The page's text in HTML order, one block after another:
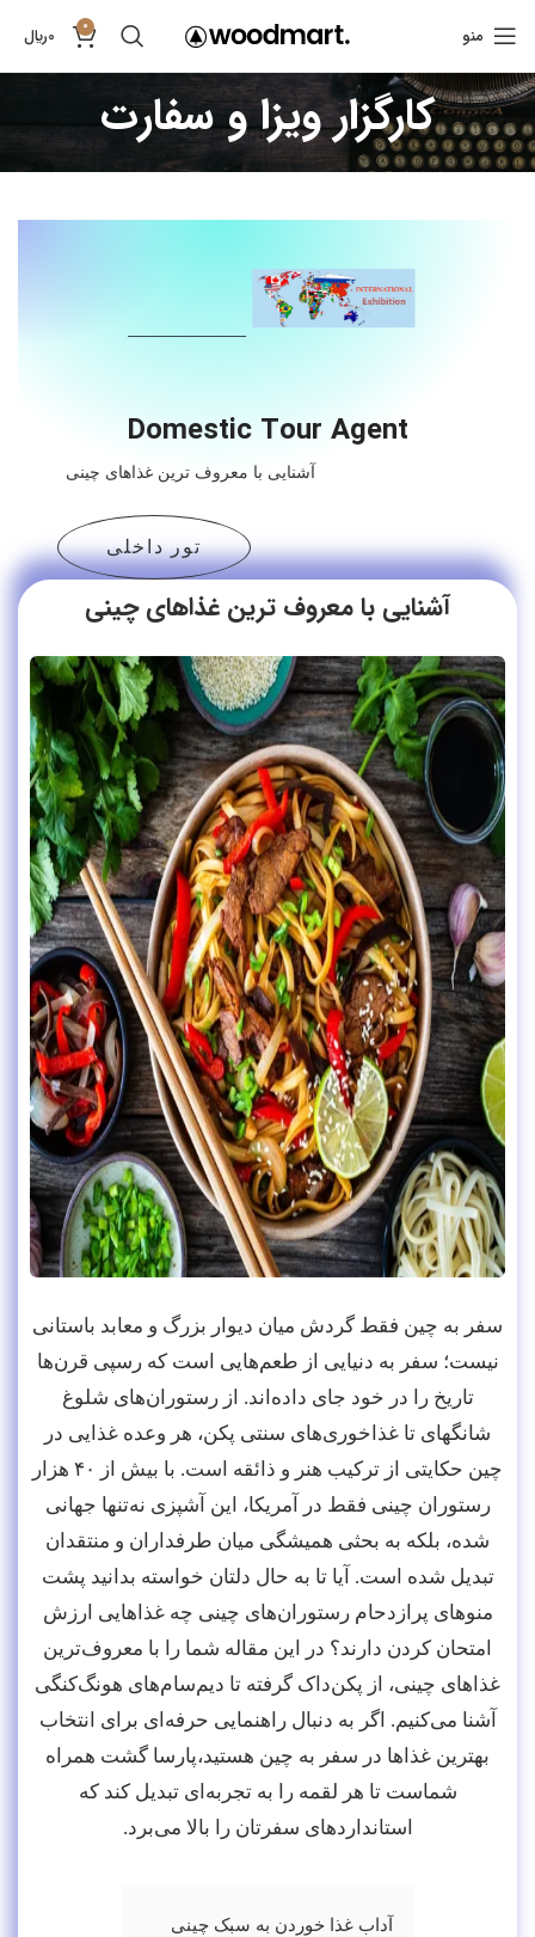
منو 0
0﷼
کارگزار ویزا و سفارت
Domestic Tour Agent
آشنایی با معروف ترین غذاهای چینی
تور داخلی
آشنایی با معروف ترین غذاهای چینی
سفر به چین فقط گردش میان دیوار بزرگ و معابد باستانی
نیست؛ سفر به دنیایی از طعم‌هایی است که رسپی قرن‌ها
تاریخ را در خود جای داده‌اند. از رستوران‌های شلوغ
شانگهای تا غذاخوری‌های سنتی پکن، هر وعده غذایی در
چین حکایتی از ترکیب هنر و ذائقه است. با بیش از ۴۰ هزار
رستوران چینی فقط در آمریکا، این آشپزی نه‌تنها جهانی
شده، بلکه به بحثی همیشگی میان طرفداران و منتقدان
تبدیل شده است. آیا تا به حال دلتان خواسته بدانید پشت
منوهای پرازدحام رستوران‌های چینی چه غذاهایی ارزش
امتحان کردن دارند؟ در این مقاله شما را با معروف‌ترین
غذاهای چینی، از پکن‌داک گرفته تا دیم‌سام‌های هونگ‌کنگی
آشنا می‌کنیم. اگر به دنبال راهنمایی حرفه‌ای برای انتخاب
بهترین غذا‌ها در سفر به چین هستید،پارسا گشت همراه
شماست تا هر لقمه را به تجربه‌ای تبدیل کند که
استانداردهای سفرتان را بالا می‌برد.
آداب غذا خوردن به سبک چینی